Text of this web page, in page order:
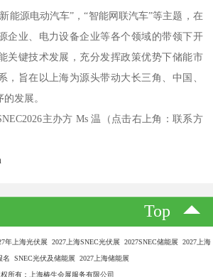
能源电动汽车”，“智能网联汽车”等主题，在
企业、电力设备企业等各个领域的带领下开
关键技术发展，充分发挥政策优势下储能市
，旨在以上海为源头带动大长三角、中国、
发展。
主办方 Ms 温（点击右上角：联系方
Top
年上海光伏展 2027上海SNEC光伏展 2027SNEC储能展 2027上海
名 SNEC光伏及储能展 2027上海储能展
权所有：上海椿生会展服务有限公司